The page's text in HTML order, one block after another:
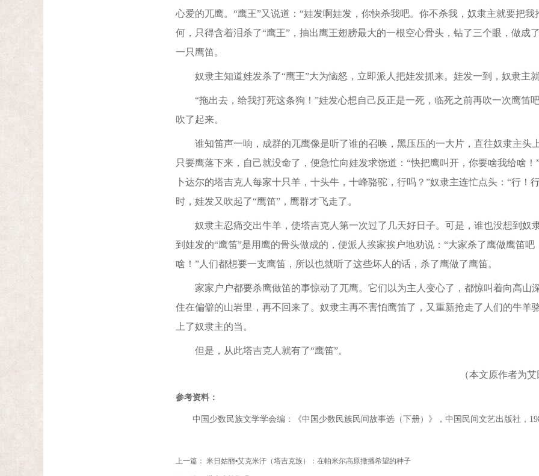
心爱的兀鹰。“鹰王”又说道：“娃发啊娃发，你快杀我吧。你不杀我，奴隶主就要把我
何，只得含着泪杀了“鹰王”，抽出鹰王翅膀最大的一根空心骨头，钻了三个眼，做成
一只鹰笛。
奴隶主知道娃发杀了“鹰王”大为恼怒，立即派人把娃发抓来。娃发一到，奴隶主
“拖出去，给我打死这条狗！”娃发心想自己反正是一死，临死之前再吹一次鹰笛
吹了起来。
谁知笛声一响，成群的兀鹰像是听了谁的召唤，黑压压的一大片，直往奴隶主头
只要鹰落下来，自己就没命了，便急忙向娃发求饶道：“快把鹰叫开，你要啥我给啥！
卜达尔的塔吉克人每家十只羊，十头牛，十峰骆驼，行吗？”奴隶主连忙点头：“行！
时，娃发又吹起了“鹰笛”，鹰群才飞走了。
奴隶主忍痛交出牛羊，使塔吉克人第一次过了几天好日子。可是，谁也没想到奴
到娃发的“鹰笛”是用鹰的骨头做成的，便派人挨家挨户地劝说：“大家杀了鹰做鹰笛吧
啥！”人们都想要一支鹰笛，所以也就听了这些坏人的话，杀了鹰做了鹰笛。
家家户户都要杀鹰做笛的事惊动了兀鹰。它们以为主人变心了，都惊叫着向高山
住在偏僻的山岩里，再不回来了。奴隶主再不害怕鹰笛了，又重新抢走了人们的牛羊
上了奴隶主的当。
但是，从此塔吉克人就有了“鹰笛”。
（本文原作者为艾
参考资料：
中国少数民族文学学会编：《中国少数民族民间故事选（下册）》，中国民间文艺出版社，
上一篇： 米日姑丽•艾克米汗（塔吉克族）：在帕米尔高原撒播希望的种子